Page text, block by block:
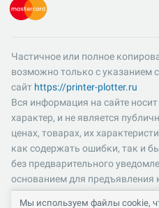
Частичное или полное
возможно только с указанием
сайт https://printer-plotter.ru
Вся информация на сайте
характер, и не является
ценах, товарах, их
как содержать ошибки, так и
без предварительного
основанием для предъявления
Пожалуйста, уточняйте
Мы используем файлы cookie,